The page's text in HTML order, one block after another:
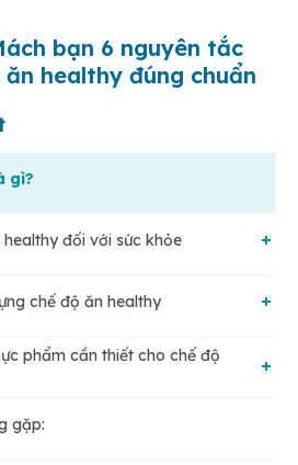
Thuận Mỹbạn 6 nguyên tắc
healthy đúng chuẩn
gì?
đối với sức khỏe
vóc dáng
trong máu
chế độ ăn healthy
nạp vào cơ thể
phẩm cần thiết cho chế độ
gặp: